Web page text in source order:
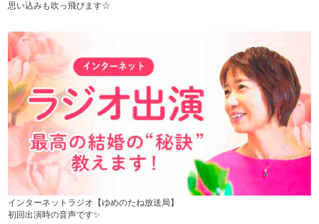
思い込みも吹っ飛びます☆
インターネットラジオ【ゆめのたね放送局】
初回出演時の音声です✨